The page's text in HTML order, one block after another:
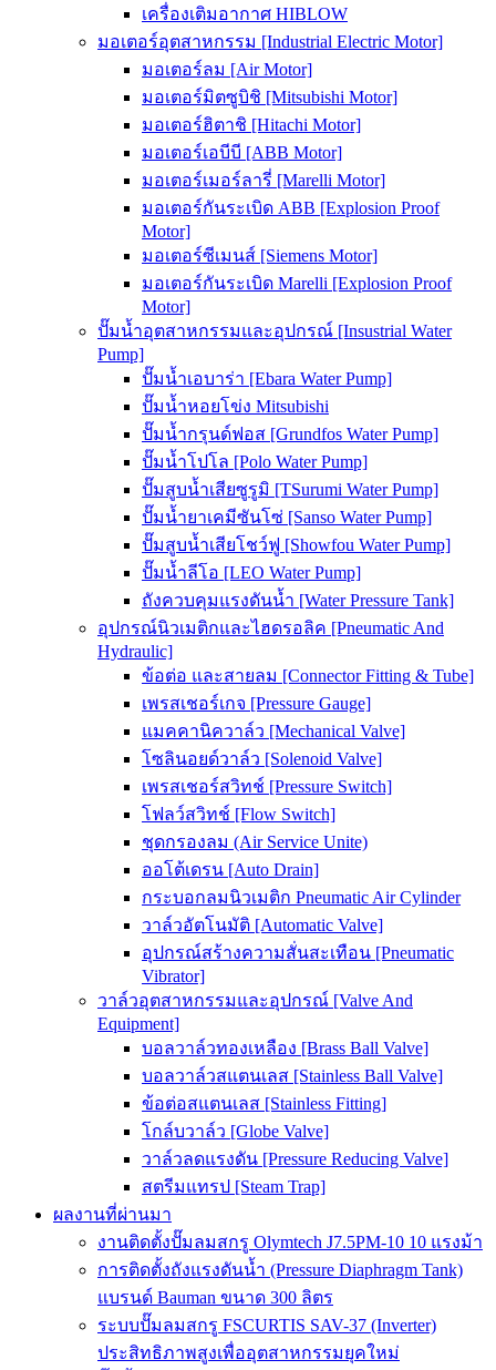
เครื่องเติมอากาศ HIBLOW
มอเตอร์อุตสาหกรรม [Industrial Electric Motor]
มอเตอร์ลม [Air Motor]
มอเตอร์มิตซูบิชิ [Mitsubishi Motor]
มอเตอร์ฮิตาชิ [Hitachi Motor]
มอเตอร์เอบีบี [ABB Motor]
มอเตอร์เมอร์ลารี่ [Marelli Motor]
มอเตอร์กันระเบิด ABB [Explosion Proof
Motor]
มอเตอร์ซีเมนส์ [Siemens Motor]
มอเตอร์กันระเบิด Marelli [Explosion Proof
Motor]
ปั๊มน้ำอุตสาหกรรมและอุปกรณ์ [Insustrial Water
Pump]
ปั๊มน้ำเอบาร่า [Ebara Water Pump]
ปั๊มน้ำหอยโข่ง Mitsubishi
ปั๊มน้ำกรุนด์ฟอส [Grundfos Water Pump]
ปั๊มน้ำโปโล [Polo Water Pump]
ปั๊มสูบน้ำเสียซูรูมิ [TSurumi Water Pump]
ปั๊มน้ำยาเคมีซันโซ่ [Sanso Water Pump]
ปั๊มสูบน้ำเสียโชว์ฟู [Showfou Water Pump]
ปั๊มน้ำลีโอ [LEO Water Pump]
ถังควบคุมแรงดันน้ำ [Water Pressure Tank]
อุปกรณ์นิวเมติกและไฮดรอลิค [Pneumatic And
Hydraulic]
ข้อต่อ และสายลม [Connector Fitting & Tube]
เพรสเชอร์เกจ [Pressure Gauge]
แมคคานิควาล์ว [Mechanical Valve]
โซลินอยด์วาล์ว [Solenoid Valve]
เพรสเชอร์สวิทช์ [Pressure Switch]
โฟลว์สวิทช์ [Flow Switch]
ชุดกรองลม (Air Service Unite)
ออโต้เดรน [Auto Drain]
กระบอกลมนิวเมติก Pneumatic Air Cylinder
วาล์วอัตโนมัติ [Automatic Valve]
อุปกรณ์สร้างความสั่นสะเทือน [Pneumatic
Vibrator]
วาล์วอุตสาหกรรมและอุปกรณ์ [Valve And
Equipment]
บอลวาล์วทองเหลือง [Brass Ball Valve]
บอลวาล์วสแตนเลส [Stainless Ball Valve]
ข้อต่อสแตนเลส [Stainless Fitting]
โกล์บวาล์ว [Globe Valve]
วาล์วลดแรงดัน [Pressure Reducing Valve]
สตรีมแทรป [Steam Trap]
ผลงานที่ผ่านมา
งานติดตั้งปั๊มลมสกรู Olymtech J7.5PM-10 10 แรงม้า
การติดตั้งถังแรงดันน้ำ (Pressure Diaphragm Tank)
แบรนด์ Bauman ขนาด 300 ลิตร
ระบบปั๊มลมสกรู FSCURTIS SAV-37 (Inverter)
ประสิทธิภาพสูงเพื่ออุตสาหกรรมยุคใหม่